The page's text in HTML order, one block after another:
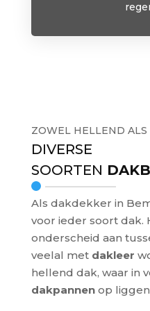
ZOWEL HELLEND
DIVERSE
SOORTEN
Als dakdekker in
voor ieder soort dak.
onderscheid aan
veelal met dakleer
hellend dak, waar in
dakpannenop